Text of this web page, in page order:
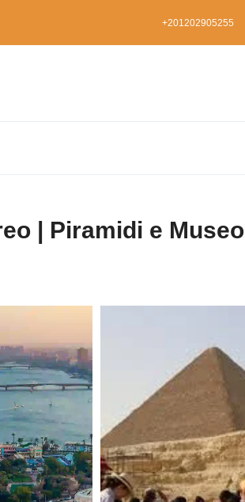
+201202905255
| Piramidi e Museo